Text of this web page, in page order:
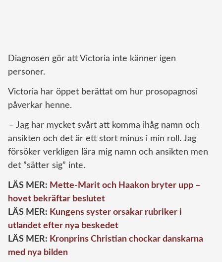
Diagnosen gör att Victoria inte känner igen
personer.
Victoria har öppet berättat om hur prosopagnosi
påverkar henne.
– Jag har mycket svårt att komma ihåg namn och
ansikten och det är ett stort minus i min roll. Jag
försöker verkligen lära mig namn och ansikten men
det ”sätter sig” inte.
LÄS MER: Mette-Marit och Haakon bryter upp –
hovet bekräftar beslutet
LÄS MER: Kungens syster orsakar rubriker i
utlandet efter nya beskedet
LÄS MER: Kronprins Christian chockar danskarna
med nya bilden